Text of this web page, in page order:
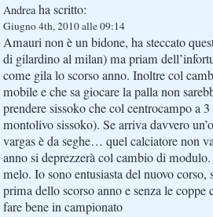
Andreaha scritto:
Giugno 4th, 2010 alle 09:14
Amauri non è un bidone, ha steccato
di gilardino al milan) ma priam
come gila lo scorso anno. Inoltre col
mobile e che sa giocare la palla non
prendere sissoko che col centrocampo a 3
montolivo sissoko). Se arriva davvero
vargas è da seghe… quel calciatore non
anno si deprezzerà col cambio di
melo. Io sono entusiasta del nuovo corso,
prima dello scorso anno e senza le coppe
fare bene in campionato